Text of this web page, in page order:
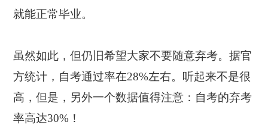
就能正常毕业。
虽然如此，但仍旧希望大家不要随意弃考。据官
方统计，自考通过率在28%左右。听起来不是很
高，但是，另外一个数据值得注意：自考的弃考
率高达30%！